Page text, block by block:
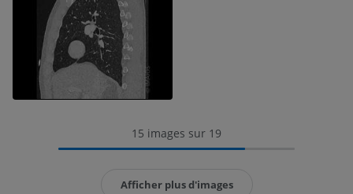
15 images sur 19
Afficher plus d'images